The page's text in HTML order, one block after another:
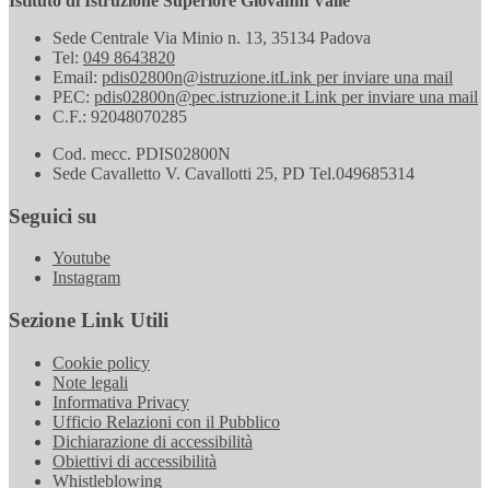
Sede Centrale Via Minio n. 13, 35134 Padova
Tel: 049 8643820
Email: pdis02800n@istruzione.itLink per inviare una mail
PEC: pdis02800n@pec.istruzione.it Link per inviare una mail
C.F.: 92048070285
Cod. mecc. PDIS02800N
Sede Cavalletto V. Cavallotti 25, PD Tel.049685314
Seguici su
Youtube
Instagram
Sezione Link Utili
Cookie policy
Note legali
Informativa Privacy
Ufficio Relazioni con il Pubblico
Dichiarazione di accessibilità
Obiettivi di accessibilità
Whistleblowing